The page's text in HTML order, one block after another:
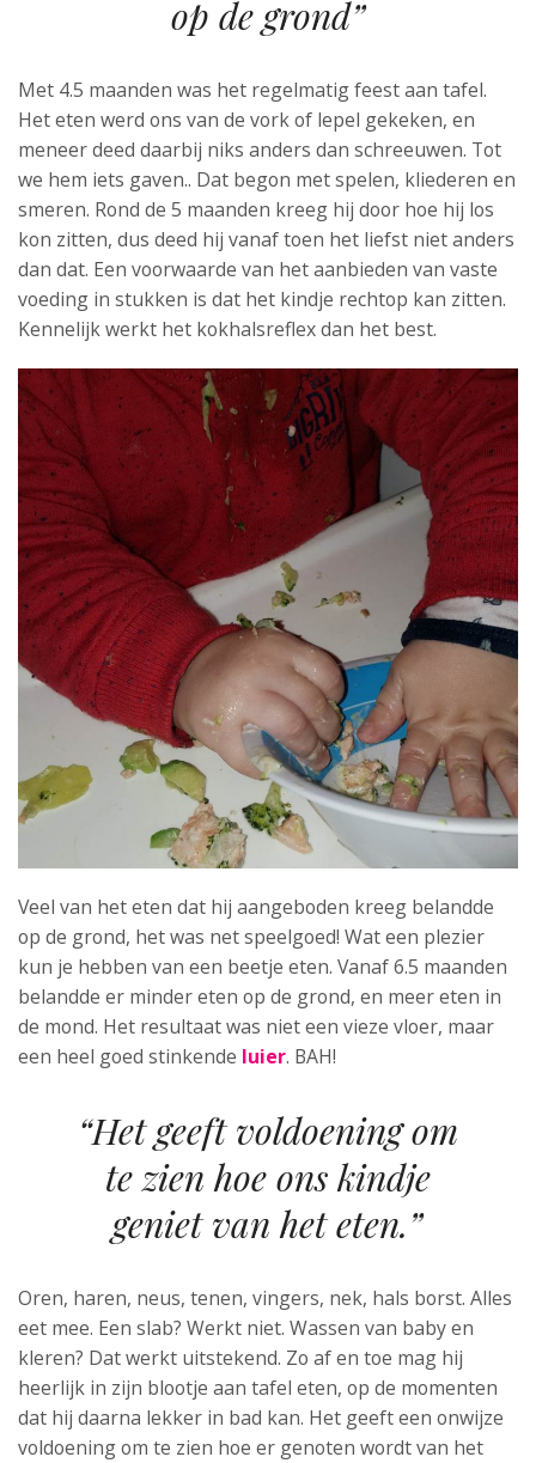
op de grond”
Met 4.5 maanden was het regelmatig feest aan tafel.
Het eten werd ons van de vork of lepel gekeken, en
meneer deed daarbij niks anders dan schreeuwen. Tot
we hem iets gaven.. Dat begon met spelen, kliederen en
smeren. Rond de 5 maanden kreeg hij door hoe hij los
kon zitten, dus deed hij vanaf toen het liefst niet anders
dan dat. Een voorwaarde van het aanbieden van vaste
voeding in stukken is dat het kindje rechtop kan zitten.
Kennelijk werkt het kokhalsreflex dan het best.
Veel van het eten dat hij aangeboden kreeg belandde
op de grond, het was net speelgoed! Wat een plezier
kun je hebben van een beetje eten. Vanaf 6.5 maanden
belandde er minder eten op de grond, en meer eten in
de mond. Het resultaat was niet een vieze vloer, maar
een heel goed stinkende luier. BAH!
“Het geeft voldoening om
te zien hoe ons kindje
geniet van het eten.”
Oren, haren, neus, tenen, vingers, nek, hals borst. Alles
eet mee. Een slab? Werkt niet. Wassen van baby en
kleren? Dat werkt uitstekend. Zo af en toe mag hij
heerlijk in zijn blootje aan tafel eten, op de momenten
dat hij daarna lekker in bad kan. Het geeft een onwijze
voldoening om te zien hoe er genoten wordt van het